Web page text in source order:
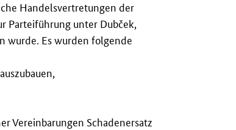
Handelsvertretungen der
Parteiführung unter Dubček,
wurde. Es wurden folgende
Vereinbarungen Schadenersatz